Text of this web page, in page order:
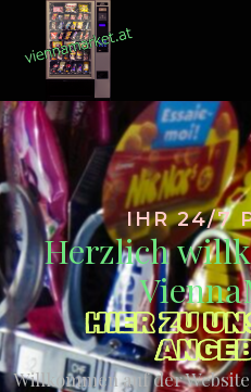
IHR 24/7
Herzlich
HIER ZU
Willkommen auf der